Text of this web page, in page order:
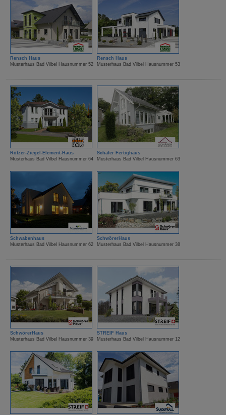
Rensch Haus
Musterhaus Bad Vilbel Hausnummer 52
Rensch Haus
Musterhaus Bad Vilbel Hausnummer 53
Rötzer-Ziegel-Element-Haus
Musterhaus Bad Vilbel Hausnummer 64
Schäfer Fertighaus
Musterhaus Bad Vilbel Hausnummer 63
Schwabenhaus
Musterhaus Bad Vilbel Hausnummer 62
SchwörerHaus
Musterhaus Bad Vilbel Hausnummer 38
SchwörerHaus
Musterhaus Bad Vilbel Hausnummer 39
STREIF Haus
Musterhaus Bad Vilbel Hausnummer 12